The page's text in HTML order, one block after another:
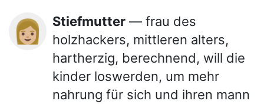
👩🏼 Stiefmutter — frau des
holzhackers, mittleren alters,
hartherzig, berechnend, will die
kinder loswerden, um mehr
nahrung für sich und ihren mann